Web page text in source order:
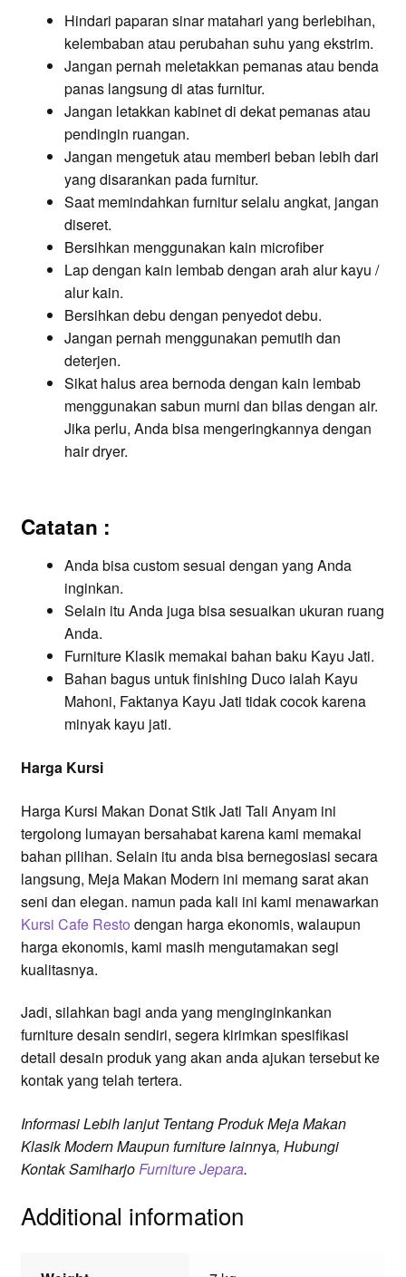
Hindari paparan sinar matahari yang berlebihan,
kelembaban atau perubahan suhu yang ekstrim.
Jangan pernah meletakkan pemanas atau benda
panas langsung di atas furnitur.
Jangan letakkan kabinet di dekat pemanas atau
pendingin ruangan.
Jangan mengetuk atau memberi beban lebih dari
yang disarankan pada furnitur.
Saat memindahkan furnitur selalu angkat, jangan
diseret.
Bersihkan menggunakan kain microfiber
Lap dengan kain lembab dengan arah alur kayu /
alur kain.
Bersihkan debu dengan penyedot debu.
Jangan pernah menggunakan pemutih dan
deterjen.
Sikat halus area bernoda dengan kain lembab
menggunakan sabun murni dan bilas dengan air.
Jika perlu, Anda bisa mengeringkannya dengan
hair dryer.
Catatan :
Anda bisa custom sesuai dengan yang Anda
inginkan.
Selain itu Anda juga bisa sesuaikan ukuran ruang
Anda.
Furniture Klasik memakai bahan baku Kayu Jati.
Bahan bagus untuk finishing Duco ialah Kayu
Mahoni, Faktanya Kayu Jati tidak cocok karena
minyak kayu jati.
Harga Kursi
Harga Kursi Makan Donat Stik Jati Tali Anyam ini
tergolong lumayan bersahabat karena kami memakai
bahan pilihan. Selain itu anda bisa bernegosiasi secara
langsung, Meja Makan Modern ini memang sarat akan
seni dan elegan. namun pada kali ini kami menawarkan
Kursi Cafe Resto dengan harga ekonomis, walaupun
harga ekonomis, kami masih mengutamakan segi
kualitasnya.
Jadi, silahkan bagi anda yang menginginkankan
furniture desain sendiri, segera kirimkan spesifikasi
detail desain produk yang akan anda ajukan tersebut ke
kontak yang telah tertera.
InformasiLebih lanjut Tentang Produk Meja Makan
Klasik ModernMaupunfurniture lainnya, Hubungi
Kontak SamiharjoFurniture Jepara.
Additional information